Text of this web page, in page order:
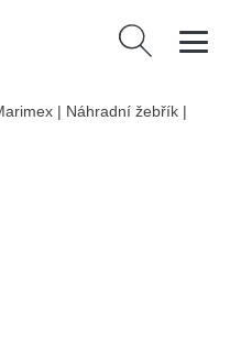
Vyhledávání
| Náhradní žebřík |